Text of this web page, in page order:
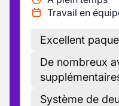
Travail en
Excellent
De nombreux
Système de